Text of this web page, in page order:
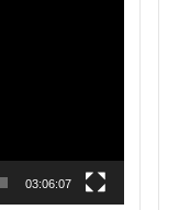
03:06:07